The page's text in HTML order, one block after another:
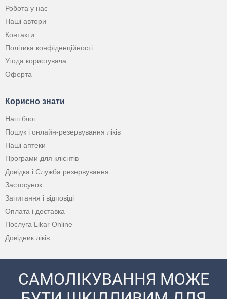
Робота у нас
Наші автори
Контакти
Політика конфіденційності
Угода користувача
Оферта
Корисно знати
Наш блог
Пошук і онлайн-резервування ліків
Наші аптеки
Програми для клієнтів
Довідка і Служба резервування
Застосунок
Запитання і відповіді
Оплата і доставка
Послуга Likar Online
Довідник ліків
САМОЛІКУВАННЯ МОЖЕ